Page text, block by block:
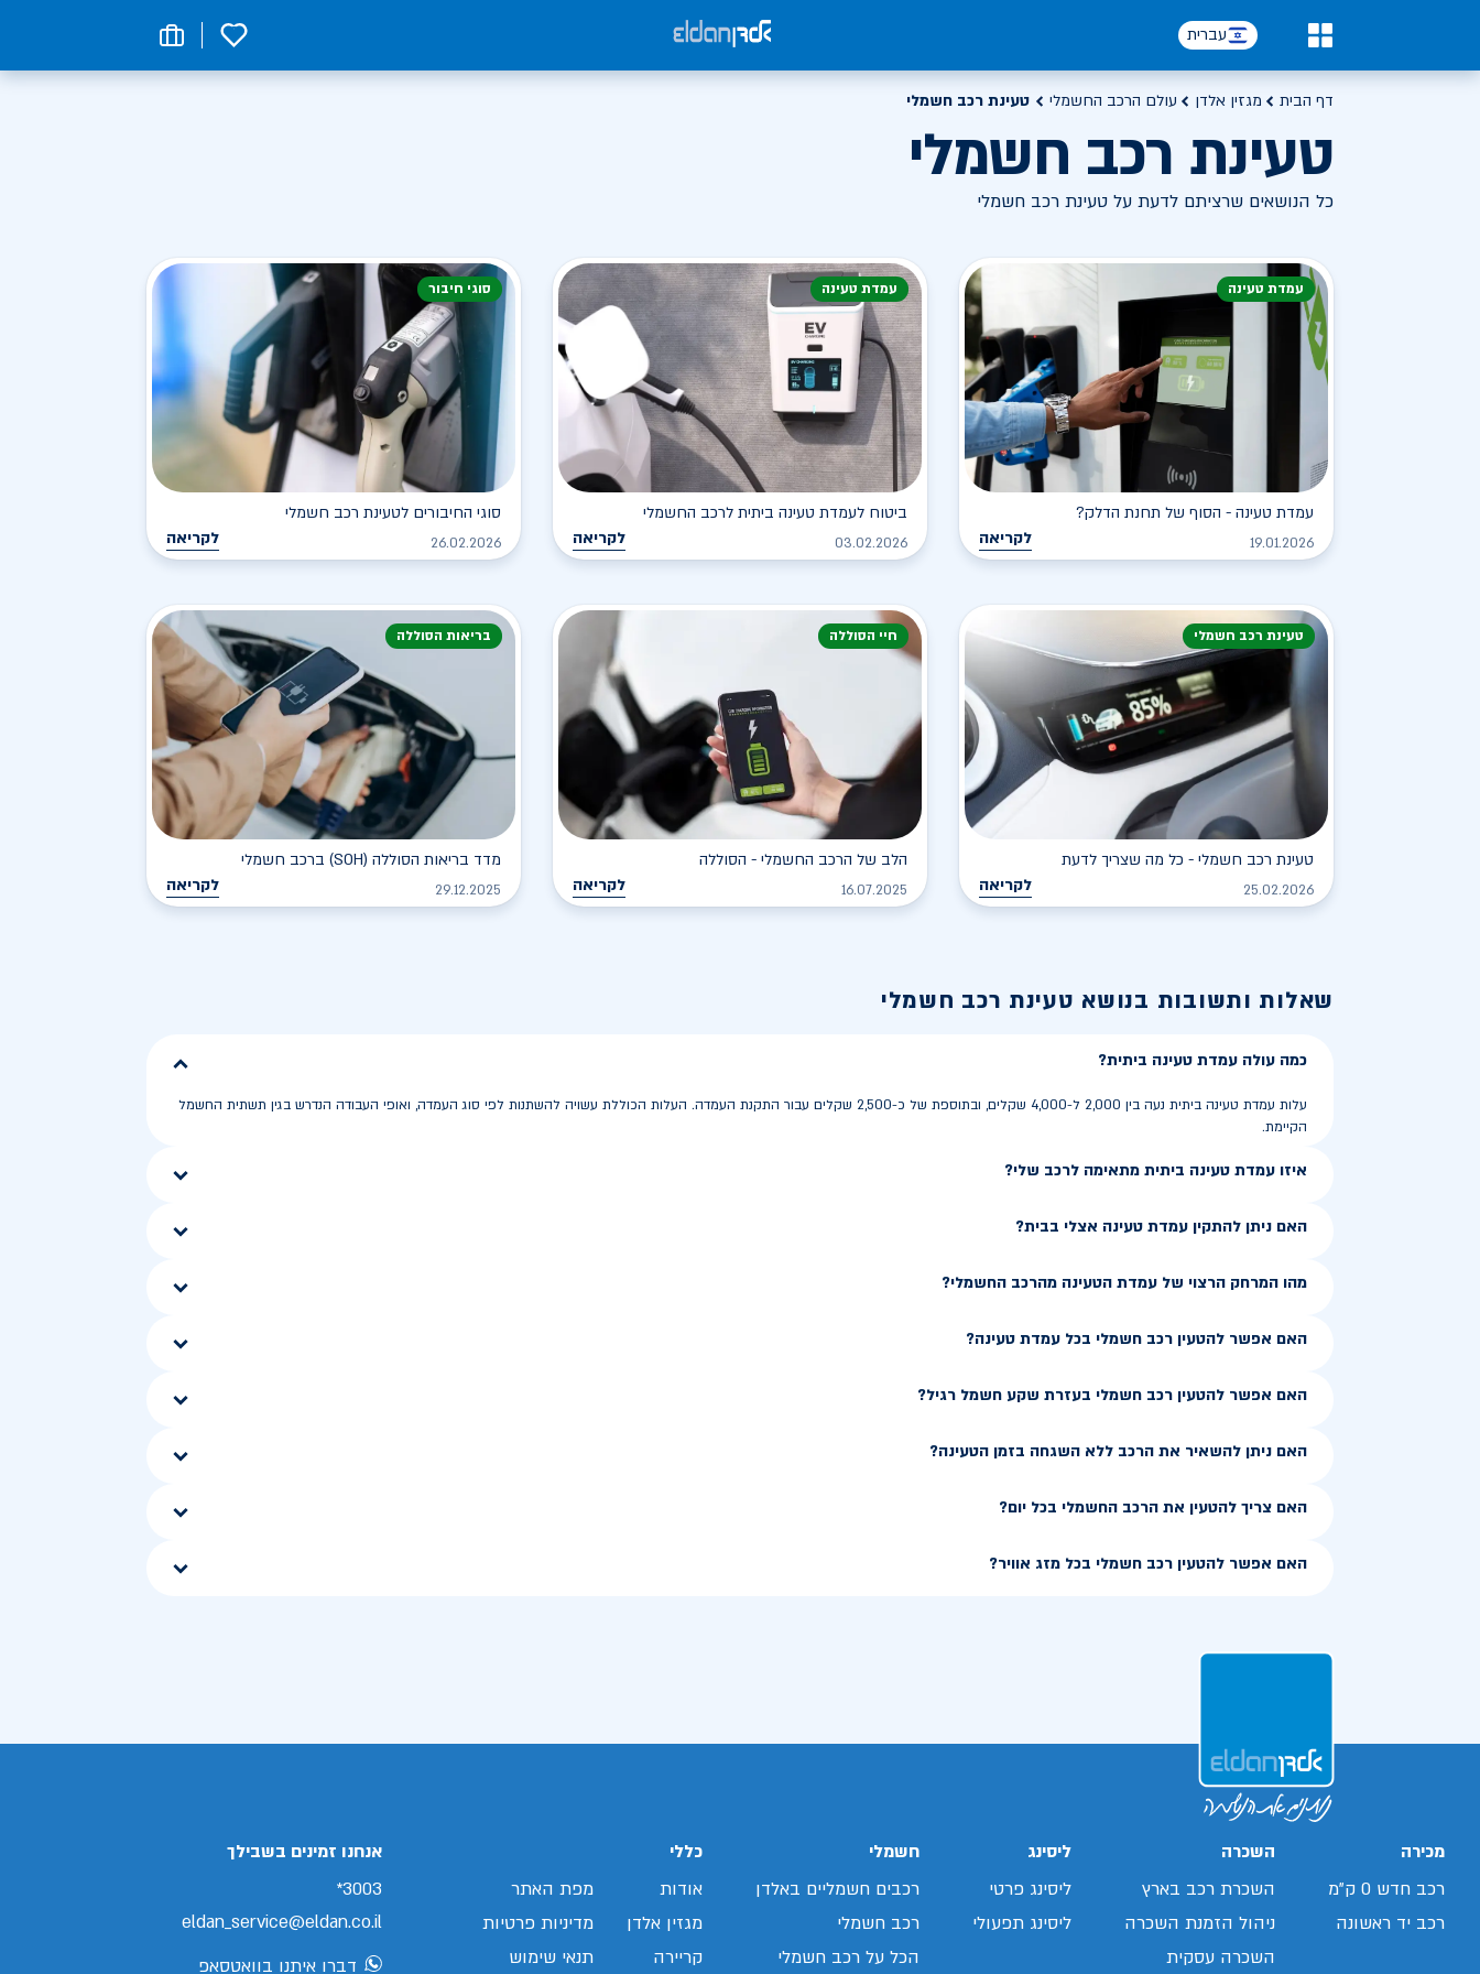
עברית 0
דף הבית מגזין אלדן עולם הרכב החשמלי טעינת רכב חשמלי
טעינת רכב חשמלי
כל הנושאים שרציתם לדעת על טעינת רכב חשמלי
עמדת טעינה
עמדת טעינה - הסוף של תחנת הדלק?
19.01.2026 לקריאה
עמדת טעינה
ביטוח לעמדת טעינה ביתית לרכב החשמלי
03.02.2026 לקריאה
סוגי חיבור
סוגי החיבורים לטעינת רכב חשמלי
26.02.2026 לקריאה
טעינת רכב חשמלי
טעינת רכב חשמלי - כל מה שצריך לדעת
25.02.2026 לקריאה
חיי הסוללה
הלב של הרכב החשמלי - הסוללה
16.07.2025 לקריאה
בריאות הסוללה
מדד בריאות הסוללה (SOH) ברכב חשמלי
29.12.2025 לקריאה
שאלות ותשובות בנושא טעינת רכב חשמלי
כמה עולה עמדת טעינה ביתית?
עלות עמדת טעינה ביתית נעה בין 2,000 ל-4,000 שקלים, ובתוספת של כ-2,500 שקלים עבור התקנת העמדה. העלות הכוללת עשויה להשתנות לפי סוג העמדה, ואופי העבודה הנדרש בגין תשתית החשמל
הקיימת.
איזו עמדת טעינה ביתית מתאימה לרכב שלי?
האם ניתן להתקין עמדת טעינה אצלי בבית?
מהו המרחק הרצוי של עמדת הטעינה מהרכב החשמלי?
האם אפשר להטעין רכב חשמלי בכל עמדת טעינה?
האם אפשר להטעין רכב חשמלי בעזרת שקע חשמל רגיל?
האם ניתן להשאיר את הרכב ללא השגחה בזמן הטעינה?
האם צריך להטעין את הרכב החשמלי בכל יום?
האם אפשר להטעין רכב חשמלי בכל מזג אוויר?
מכירה
רכב חדש 0 ק"מ
רכב יד ראשונה
השכרה
השכרת רכב בארץ
ניהול הזמנת השכרה
השכרה עסקית
ליסינג
ליסינג פרטי
ליסינג תפעולי
חשמלי
רכבים חשמליים באלדן
רכב חשמלי
הכל על רכב חשמלי
כללי
אודות
מגזין אלדן
קריירה
מפת האתר
מדיניות פרטיות
תנאי שימוש
אנחנו זמינים בשבילך
3003*
eldan_service@eldan.co.il
דברו איתנו בוואטסאפ